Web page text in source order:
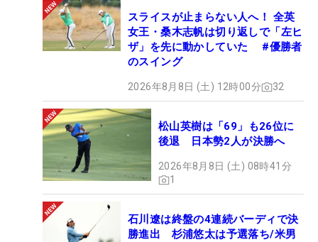
スライスが止まらない人へ！ 全英
女王・桑木志帆は切り返しで「左ヒ
ザ」を先に動かしていた #優勝者
のスイング
2026年8月8日 (土) 12時00分 32
松山英樹は「69」も26位に
後退 日本勢2人が決勝へ
2026年8月8日 (土) 08時41分
1
石川遼は終盤の4連続バーディで決
勝進出 杉浦悠太は予選落ち/米男